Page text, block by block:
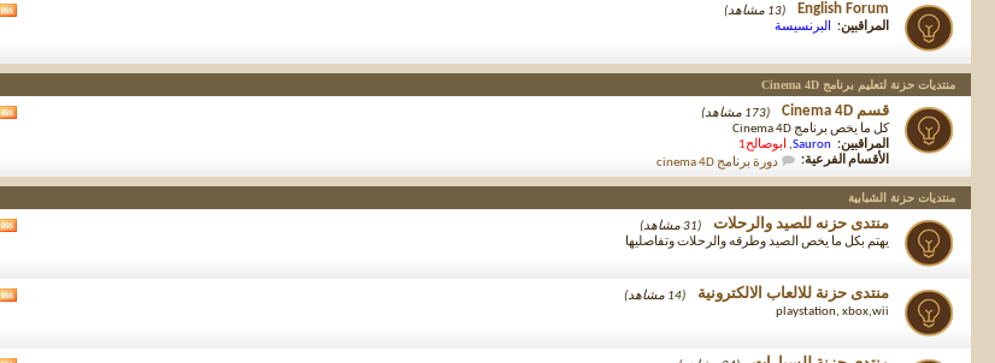
English Forum
(13 مشاهد)
المراقبين:
البرنسيسة
منتديات حزنة لتعليم برنامج Cinema 4D
قسم Cinema 4D
(173 مشاهد)
كل ما يخص برنامج Cinema 4D
المراقبين: Sauron
,
ابوصالح1
الأقسام الفرعية:
دورة برنامج cinema 4D
منتديات حزنة الشبابية
منتدى حزنه للصيد والرحلات
(31 مشاهد)
يهتم بكل ما يخص الصيد وطرقه والرحلات وتفاصليها
منتدى حزنة للالعاب الالكترونية
(14 مشاهد)
playstation, xbox,wii